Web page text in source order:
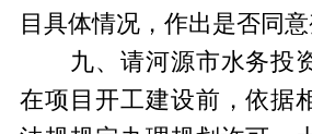
目具体情况，作出是否同意
九、请河源市水务投资
在项目开工建设前，依据